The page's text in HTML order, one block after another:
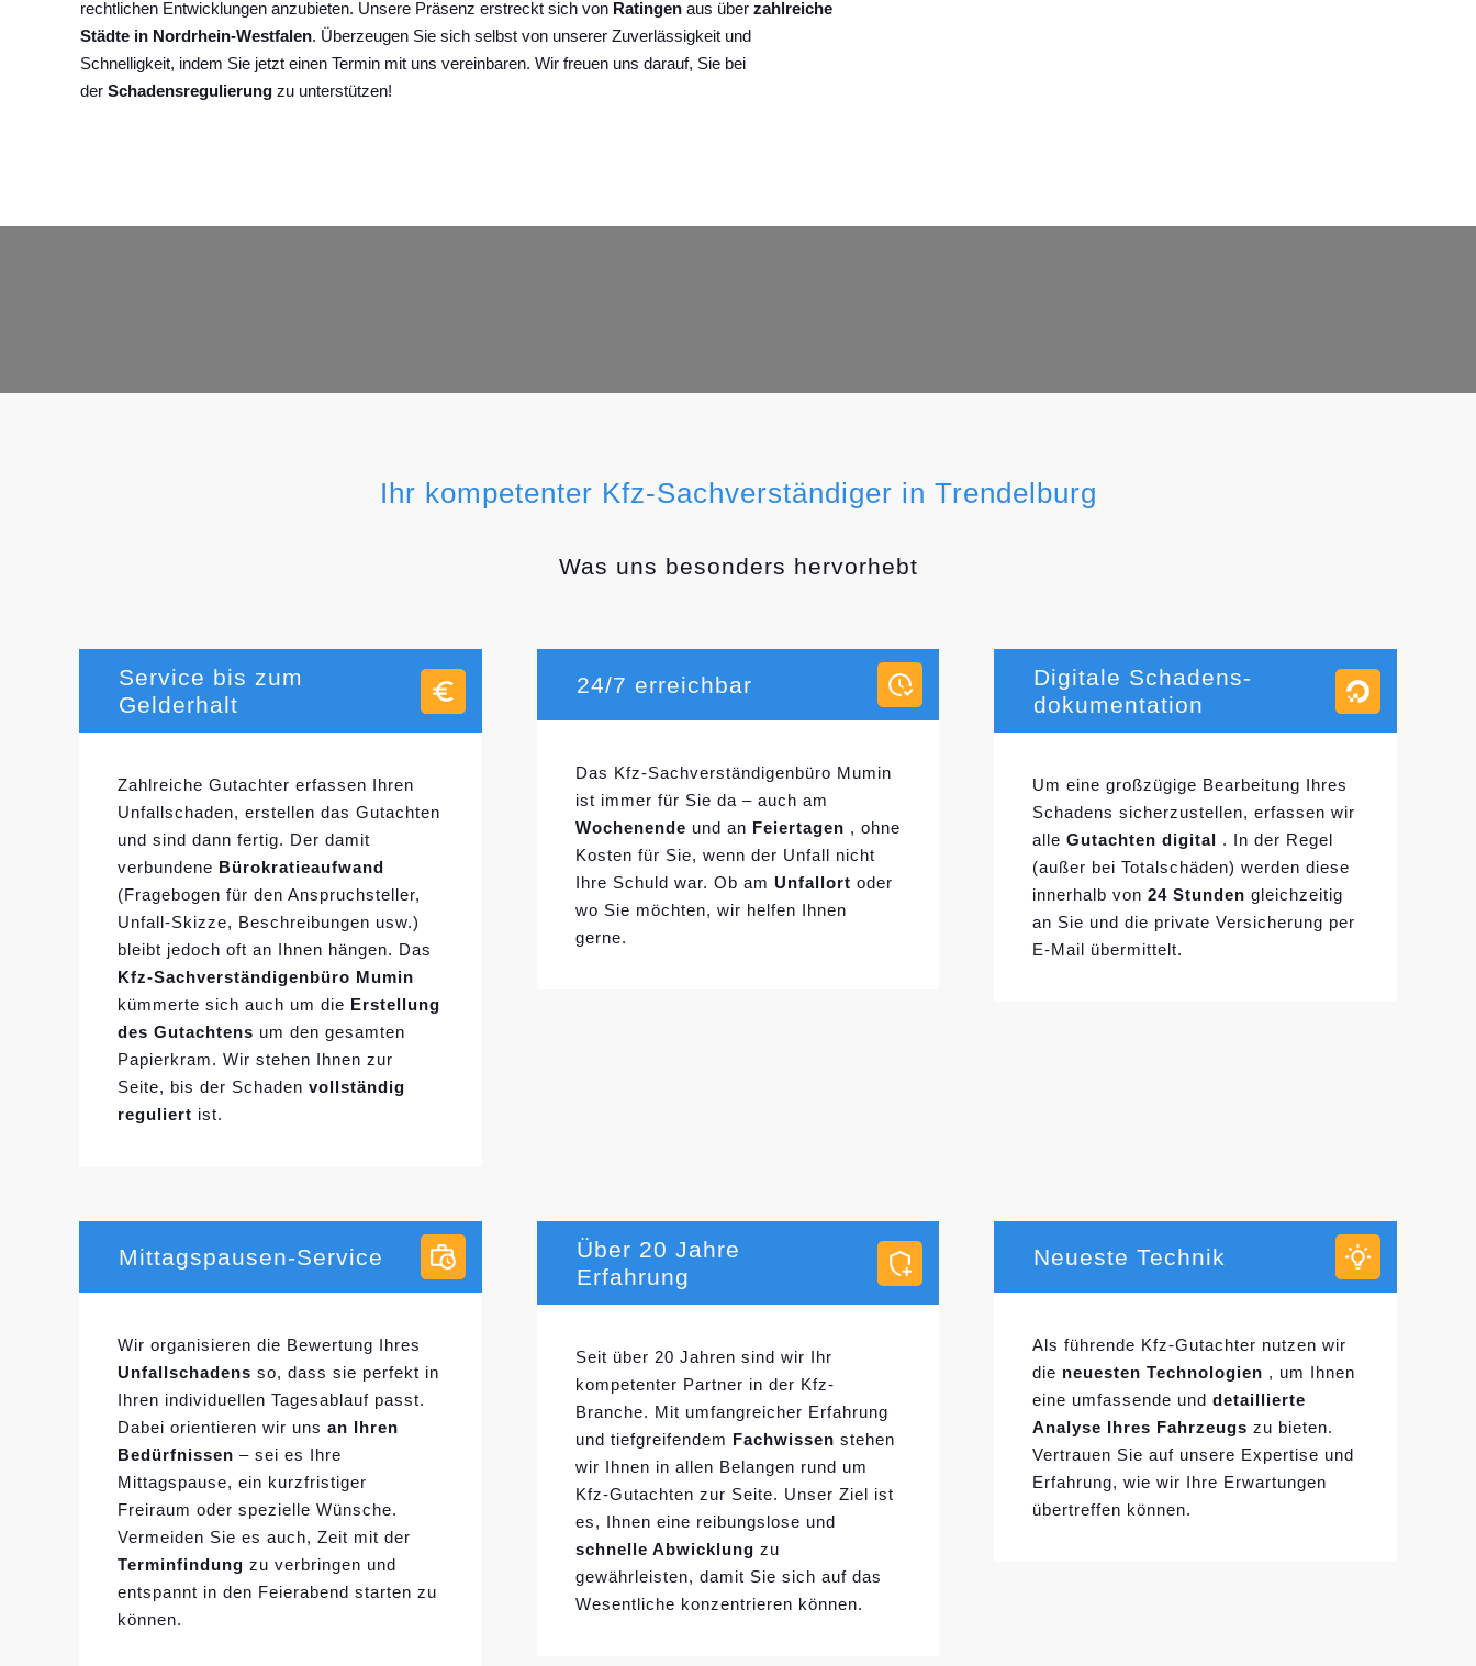
rechtlichen Entwicklungen anzubieten. Unsere Präsenz erstreckt sich von Ratingen aus über zahlreiche
Städte in Nordrhein-Westfalen. Überzeugen Sie sich selbst von unserer Zuverlässigkeit und
Schnelligkeit, indem Sie jetzt einen Termin mit uns vereinbaren. Wir freuen uns darauf, Sie bei
der Schadensregulierung zu unterstützen!
Ihr kompetenter Kfz-Sachverständiger in Trendelburg
Was uns besonders hervorhebt
Service bis zum
Gelderhalt
Zahlreiche Gutachter erfassen Ihren
Unfallschaden, erstellen das Gutachten
und sind dann fertig. Der damit
verbundene Bürokratieaufwand
(Fragebogen für den Anspruchsteller,
Unfall-Skizze, Beschreibungen usw.)
bleibt jedoch oft an Ihnen hängen. Das
Kfz-Sachverständigenbüro Mumin
kümmerte sich auch um die Erstellung
des Gutachtens um den gesamten
Papierkram. Wir stehen Ihnen zur
Seite, bis der Schaden vollständig
reguliert ist.
24/7 erreichbar
Das Kfz-Sachverständigenbüro Mumin
ist immer für Sie da – auch am
Wochenende und an Feiertagen , ohne
Kosten für Sie, wenn der Unfall nicht
Ihre Schuld war. Ob am Unfallort oder
wo Sie möchten, wir helfen Ihnen
gerne.
Digitale Schadens-
dokumentation
Um eine großzügige Bearbeitung Ihres
Schadens sicherzustellen, erfassen wir
alleGutachten digital
. In der Regel
(außer bei Totalschäden) werden diese
innerhalb von24 Stunden gleichzeitig
an Sie und die private Versicherung per
E-Mail übermittelt.
Mittagspausen-Service
Wir organisieren die Bewertung Ihres
Unfallschadens so, dass sie perfekt in
Ihren individuellen Tagesablauf passt.
Dabei orientieren wir uns an Ihren
Bedürfnissen – sei es Ihre
Mittagspause, ein kurzfristiger
Freiraum oder spezielle Wünsche.
Vermeiden Sie es auch, Zeit mit der
Terminfindung zu verbringen und
entspannt in den Feierabend starten zu
können.
Über 20 Jahre
Erfahrung
Seit über 20 Jahren sind wir Ihr
kompetenter Partner in der Kfz-
Branche. Mit umfangreicher Erfahrung
und tiefgreifendem Fachwissen stehen
wir Ihnen in allen Belangen rund um
Kfz-Gutachten zur Seite. Unser Ziel ist
es, Ihnen eine reibungslose und
schnelle Abwicklung zu
gewährleisten, damit Sie sich auf das
Wesentliche konzentrieren können.
Neueste Technik
Als führende Kfz-Gutachter nutzen wir
die neuesten Technologien , um Ihnen
eine umfassende unddetaillierte
Analyse Ihres Fahrzeugs zu bieten.
Vertrauen Sie auf unsere Expertise und
Erfahrung, wie wir Ihre Erwartungen
übertreffen können.